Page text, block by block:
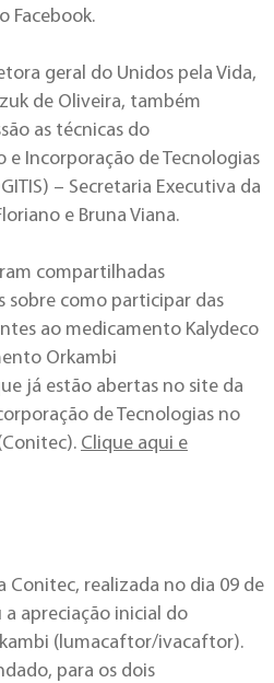
Facebook.
geral do Unidos pela Vida,
de Oliveira, também
as técnicas do
Incorporação de Tecnologias
– Secretaria Executiva da
e Bruna Viana.
compartilhadas
como participar das
ao medicamento Kalydeco
Orkambi
já estão abertas no site da
de Tecnologias no
Clique aqui e
Conitec, realizada no dia 09 de
apreciação inicial do
(lumacaftor/ivacaftor).
para os dois